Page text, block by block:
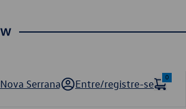
Nova Serrana Entre/registre-se
0